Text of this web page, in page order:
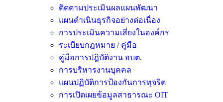
ติดตามประเมินผลแผนพัฒนา
แผนดำเนินธุรกิจอย่างต่อเนื่อง
การประเมินความเสี่ยงในองค์กร
ระเบียบกฎหมาย / คู่มือ
คู่มือการปฎิบัติงาน อบต.
การบริหารงานบุคคล
แผนปฏิบัติการป้องกันการทุจริต
การเปิดเผยข้อมูลสาธารณะ OIT